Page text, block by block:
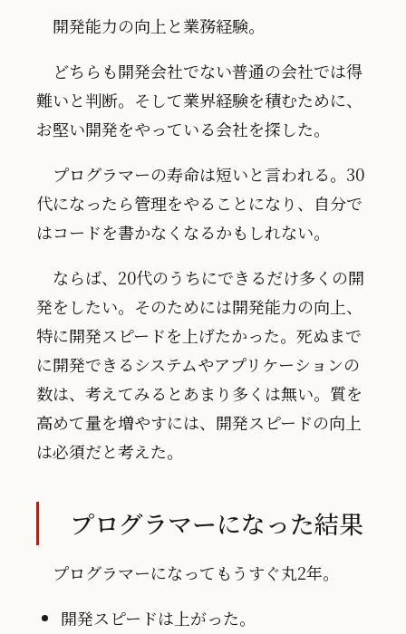
開発能力の向上と業務経験。
どちらも開発会社でない普通の会社では得
難いと判断。そして業界経験を積むために、
お堅い開発をやっている会社を探した。
プログラマーの寿命は短いと言われる。30
代になったら管理をやることになり、自分で
はコードを書かなくなるかもしれない。
ならば、20代のうちにできるだけ多くの開
発をしたい。そのためには開発能力の向上、
特に開発スピードを上げたかった。死ぬまで
に開発できるシステムやアプリケーションの
数は、考えてみるとあまり多くは無い。質を
高めて量を増やすには、開発スピードの向上
は必須だと考えた。
プログラマーになった結果
プログラマーになってもうすぐ丸2年。
開発スピードは上がった。